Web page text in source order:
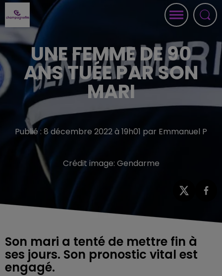
UNE FEMME DE 90
ANS TUÉE PAR SON
MARI
Publié : 8 décembre 2022 à 19h01 par Emmanuel P
Crédit image: Gendarme
Son mari a tenté de mettre fin à
ses jours. Son pronostic vital est
engagé.